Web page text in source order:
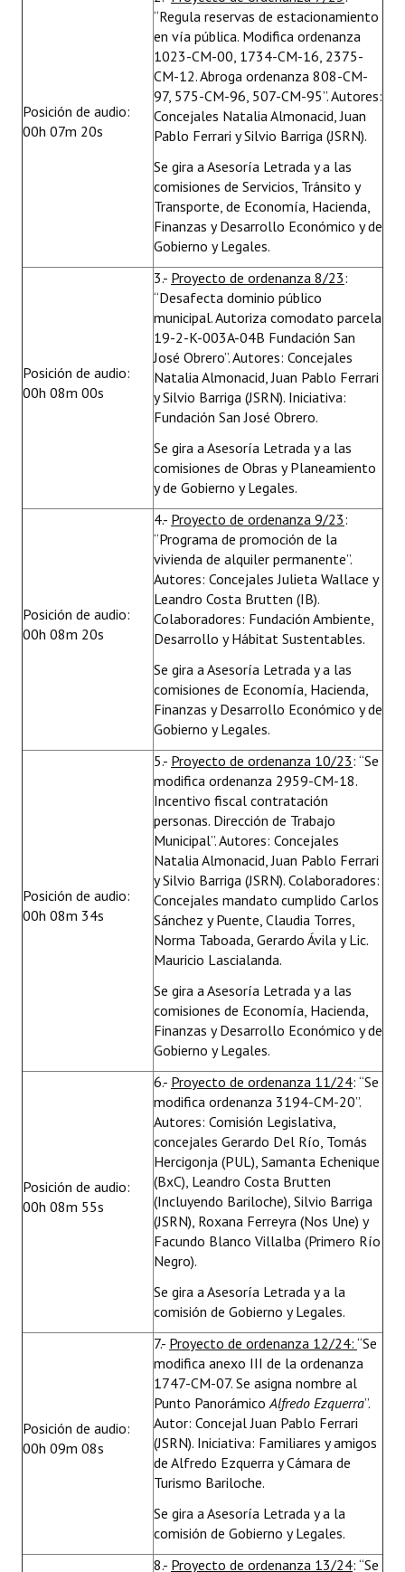
Posición de audio:
00h 07m 20s
“Regula reservas de estacionamiento
en vía pública. Modifica ordenanza
1023-CM-00, 1734-CM-16, 2375-
CM-12. Abroga ordenanza 808-CM-
97, 575-CM-96, 507-CM-95”. Autores:
Concejales Natalia Almonacid, Juan
Pablo Ferrari y Silvio Barriga (JSRN).
Se gira a Asesoría Letrada y a las
comisiones de Servicios, Tránsito y
Transporte, de Economía, Hacienda,
Finanzas y Desarrollo Económico y de
Gobierno y Legales.
Posición de audio:
00h 08m 00s
3.- Proyecto de ordenanza 8/23:
“Desafecta dominio público
municipal. Autoriza comodato parcela
19-2-K-003A-04B Fundación San
José Obrero”. Autores: Concejales
Natalia Almonacid, Juan Pablo Ferrari
y Silvio Barriga (JSRN). Iniciativa:
Fundación San José Obrero.
Se gira a Asesoría Letrada y a las
comisiones de Obras y Planeamiento
y de Gobierno y Legales.
Posición de audio:
00h 08m 20s
4.- Proyecto de ordenanza 9/23:
“Programa de promoción de la
vivienda de alquiler permanente”.
Autores: Concejales Julieta Wallace y
Leandro Costa Brutten (IB).
Colaboradores: Fundación Ambiente,
Desarrollo y Hábitat Sustentables.
Se gira a Asesoría Letrada y a las
comisiones de Economía, Hacienda,
Finanzas y Desarrollo Económico y de
Gobierno y Legales.
Posición de audio:
00h 08m 34s
5.- Proyecto de ordenanza 10/23: “Se
modifica ordenanza 2959-CM-18.
Incentivo fiscal contratación
personas. Dirección de Trabajo
Municipal”. Autores: Concejales
Natalia Almonacid, Juan Pablo Ferrari
y Silvio Barriga (JSRN). Colaboradores:
Concejales mandato cumplido Carlos
Sánchez y Puente, Claudia Torres,
Norma Taboada, Gerardo Ávila y Lic.
Mauricio Lascialanda.
Se gira a Asesoría Letrada y a las
comisiones de Economía, Hacienda,
Finanzas y Desarrollo Económico y de
Gobierno y Legales.
Posición de audio:
00h 08m 55s
6.- Proyecto de ordenanza 11/24: “Se
modifica ordenanza 3194-CM-20”.
Autores: Comisión Legislativa,
concejales Gerardo Del Río, Tomás
Hercigonja (PUL), Samanta Echenique
(BxC), Leandro Costa Brutten
(Incluyendo Bariloche), Silvio Barriga
(JSRN), Roxana Ferreyra (Nos Une) y
Facundo Blanco Villalba (Primero Río
Negro).
Se gira a Asesoría Letrada y a la
comisión de Gobierno y Legales.
Posición de audio:
00h 09m 08s
7.- Proyecto de ordenanza 12/24: “Se
modifica anexo III de la ordenanza
1747-CM-07. Se asigna nombre al
Punto PanorámicoAlfredo Ezquerra”.
Autor: Concejal Juan Pablo Ferrari
(JSRN). Iniciativa: Familiares y amigos
de Alfredo Ezquerra y Cámara de
Turismo Bariloche.
Se gira a Asesoría Letrada y a la
comisión de Gobierno y Legales.
8.- Proyecto de ordenanza 13/24: “Se